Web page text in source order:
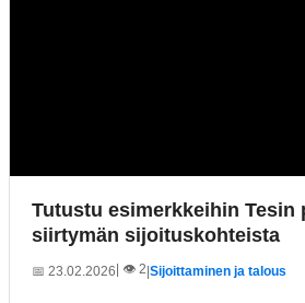
Tutustu esimerkkeihin Tesin
siirtymän sijoituskohteista
📅 23.02.2026 | 👁️ 2|Sijoittaminen ja talous